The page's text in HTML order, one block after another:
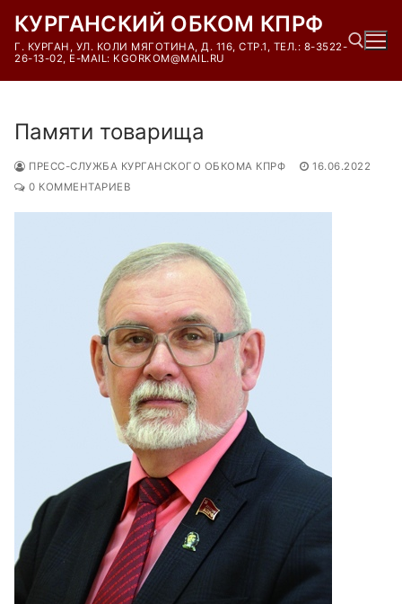
содержимому
КУРГАНСКИЙ ОБКОМ КПРФ
Г. КУРГАН, УЛ. КОЛИ МЯГОТИНА, Д. 116, СТР.1, ТЕЛ.: 8-3522-
26-13-02, E-MAIL: KGORKOM@MAIL.RU
Памяти товарища
ПРЕСС-СЛУЖБА КУРГАНСКОГО ОБКОМА КПРФ
16.06.2022
0 КОММЕНТАРИЕВ